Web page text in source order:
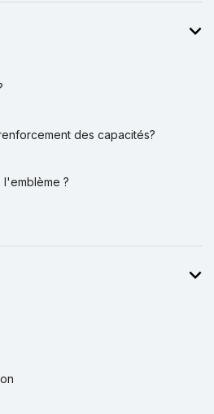
des capacités?
l'emblème ?